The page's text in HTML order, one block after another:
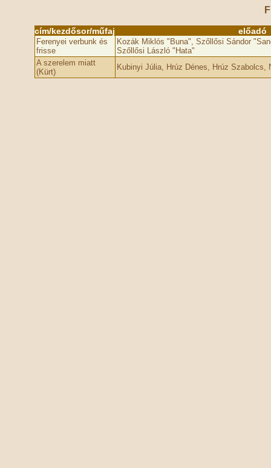
cím/kezdősor/műfaj előadó
Ferenyei verbunk és
frisse
Kozák Miklós "Buna", Szőllősi Sándor
Szőllősi László "Hata"
A szerelem miatt
(Kürt)
Kubinyi Júlia, Hrúz Dénes, Hrúz Szabolcs,